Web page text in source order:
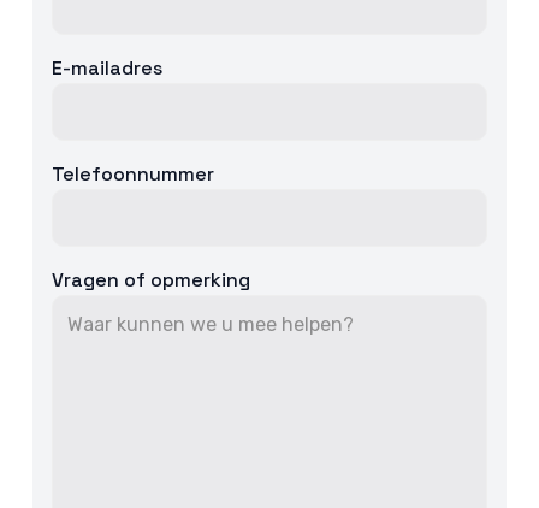
E-mailadres
Telefoonnummer
Vragen of opmerking